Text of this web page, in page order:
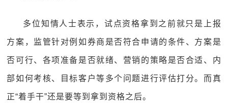
多位知情人士表示，试点资格拿到之前就只是上报
方案，监管针对例如券商是否符合申请的条件、方案是
否可行、各项准备是否就绪、营销的策略是否合适、内
部如何考核、目标客户等多个问题进行评估打分。而真
正“着手干”还是要等到拿到资格之后。